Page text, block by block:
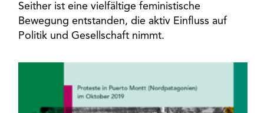
Seither ist eine vielfältige feministische
Bewegung entstanden, die aktiv Einfluss auf
Politik und Gesellschaft nimmt.